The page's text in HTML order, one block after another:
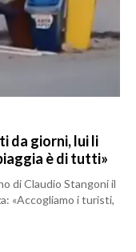
da giorni, lui li
è di tutti»
di Claudio Stangoni il
«Accogliamo i turisti,